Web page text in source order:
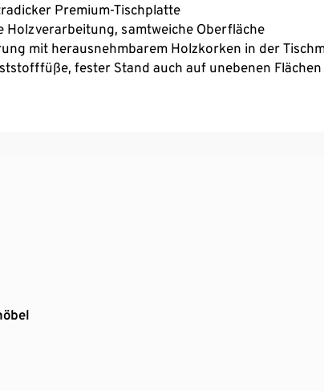
Premium-Tischplatte
Holzverarbeitung, samtweiche Oberfläche
mit herausnehmbarem Holzkorken in der
fester Stand auch auf unebenen Flächen
Gestell aus rostresistentem Aluminium
unbehandelt